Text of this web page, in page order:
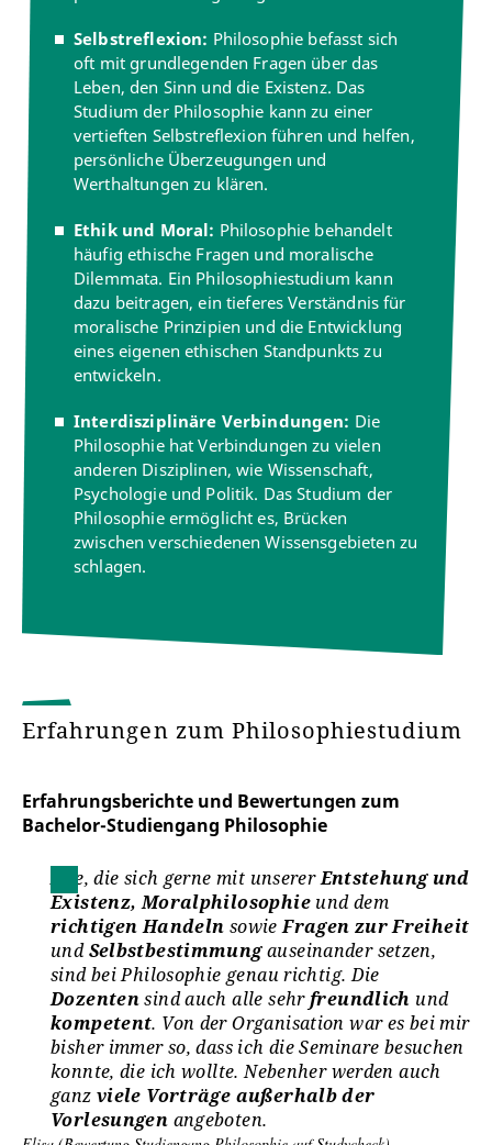
Lehramt Förder- und Inklusionspädagogik
studieren
Lehramt Grundschule studieren
Anglistik/Amerikanistik
(Englisch)
Philosophie (Ethik)
Germanistik (Deutsch) Philosophie (Ethik)
Kunst (Kunst) Philosophie (Ethik)
Musik (Musik)
Philosophie (Ethik) Mathematik
Philosophie (Ethik)
Sport- und
Bewegungspädagogik
(Sport)
(Französisch)
Technik
(Werken/Technik etc.)
Philosophie (Ethik)
Lehramt Regelschule studieren
Selbstreflexion: Philosophie befasst sich
oft mit grundlegenden Fragen über das
Leben, den Sinn und die Existenz. Das
Studium der Philosophie kann zu einer
vertieften Selbstreflexion führen und helfen,
persönliche Überzeugungen und
Werthaltungen zu klären.
Ethik und Moral: Philosophie behandelt
häufig ethische Fragen und moralische
Dilemmata. Ein Philosophiestudium kann
dazu beitragen, ein tieferes Verständnis für
moralische Prinzipien und die Entwicklung
eines eigenen ethischen Standpunkts zu
entwickeln.
Interdisziplinäre Verbindungen: Die
Philosophie hat Verbindungen zu vielen
anderen Disziplinen, wie Wissenschaft,
Psychologie und Politik. Das Studium der
Philosophie ermöglicht es, Brücken
zwischen verschiedenen Wissensgebieten zu
schlagen.
Erfahrungen zum Philosophiestudium
Erfahrungsberichte und Bewertungen zum
Bachelor-Studiengang Philosophie
Alle, die sich gerne mit unsererEntstehung und
Existenz, Moralphilosophieund dem
richtigen Handeln sowieFragen zur Freiheit
undSelbstbestimmungauseinander setzen,
sind bei Philosophie genau richtig. Die
Dozentensind auch alle sehrfreundlich und
kompetent. Von der Organisation war es bei mir
bisher immer so, dass ich die Seminare besuchen
konnte, die ich wollte. Nebenher werden auch
ganz viele Vorträge außerhalb der
Vorlesungen angeboten.